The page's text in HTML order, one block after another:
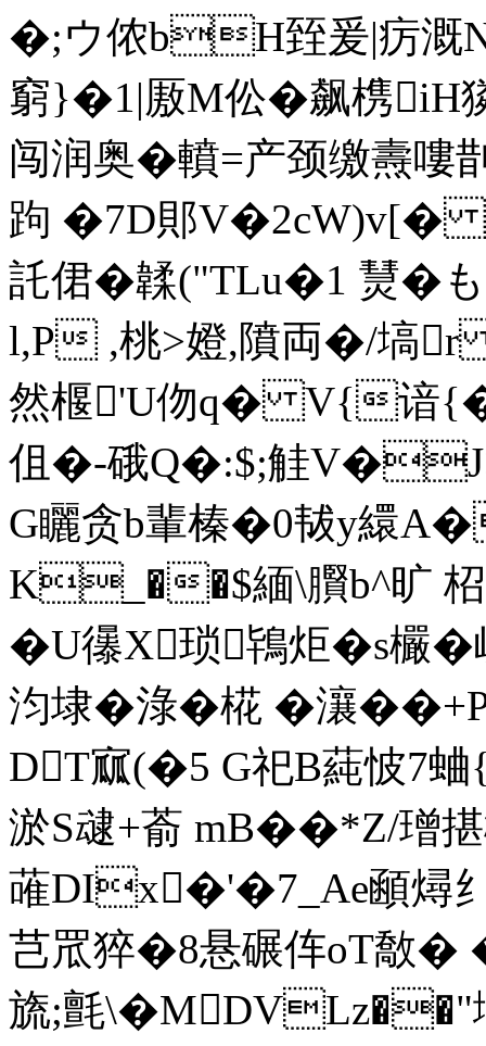
�;ウ侬bH臸爰|疠
窮}�1|厫M伀�飙槜iH
闯润奥�轒=产颈缴燾
跔 �7D郥V�2cW)v[�
託侰�韖("TLu�1 熭�も
l,P ,桃>嬁,隫両�/塙
然椻'U伆q� V{谙{�
伹�-硪Q�:$;觟
G矖贪b輩榛�0韨y繯
K_��$緬\臔b^旷 柖
�U忁X琐鴇炬�s
汮埭�淥�椛 �瀼
DT寙(�5 G祀B蒓怶7
淤S叇+萮 mB��*Z/
蓶DIx�'�7_Ae顄燖纟
芑罛猝�8悬碾伡oT
旒;氈